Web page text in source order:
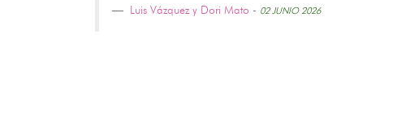
Luis Vázquez y Dori Mato - 02 JUNIO 2026